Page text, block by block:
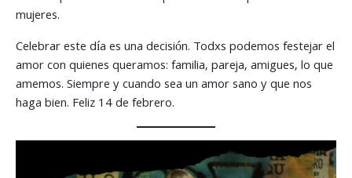
mujeres.
Celebrar este día es una decisión. Todxs podemos festejar el
amor con quienes queramos: familia, pareja, amigues, lo que
amemos. Siempre y cuando sea un amor sano y que nos
haga bien. Feliz 14 de febrero.